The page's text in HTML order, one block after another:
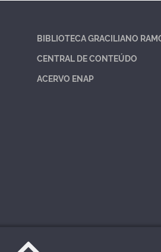
BIBLIOTECA GRACILIANO
CENTRAL DE CONTEÚDO
ACERVO ENAP